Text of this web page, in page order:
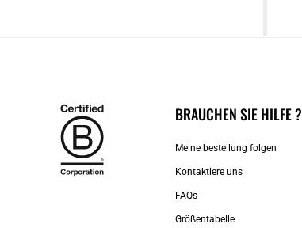
BRAUCHEN SIE HILFE ?
Meine bestellung folgen
Kontaktiere uns​
FAQs
Größentabelle